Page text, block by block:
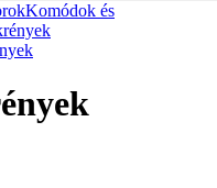
Komódok és